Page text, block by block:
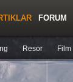
Resor Film
FORUM